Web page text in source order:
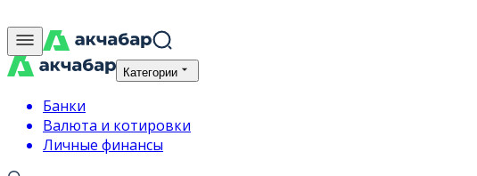
Категории
Банки
Валюта и котировки
Личные финансы